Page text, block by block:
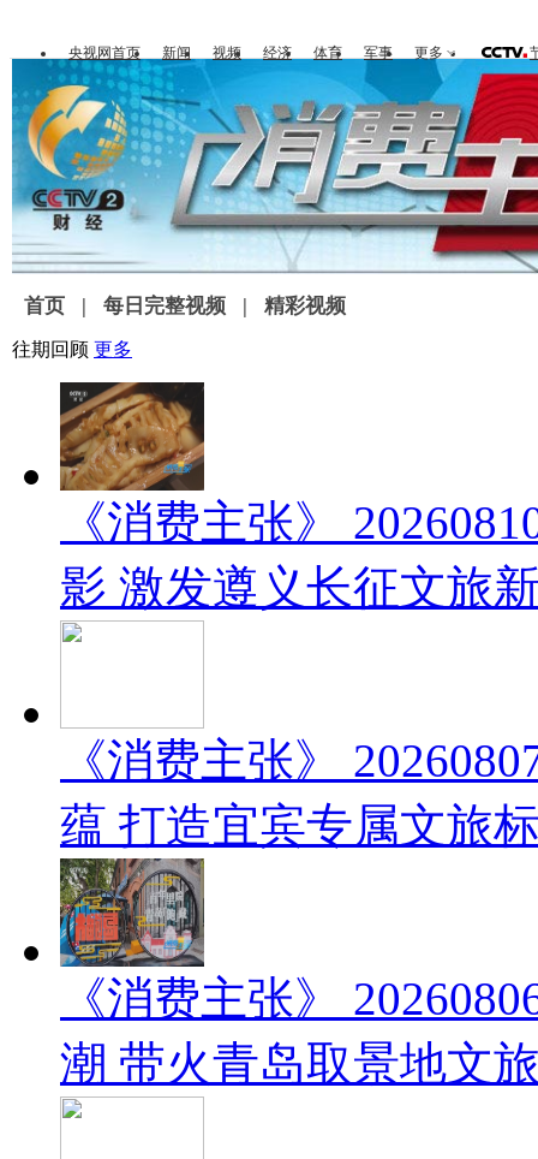
央视网首页 新闻 视频 经济 体育 军事 更多
首页 | 每日完整视频 | 精彩视频
往期回顾 更多
《消费主张》
影 激发遵义长征文旅
《消费主张》
蕴 打造宜宾专属文旅
《消费主张》
潮 带火青岛取景地文